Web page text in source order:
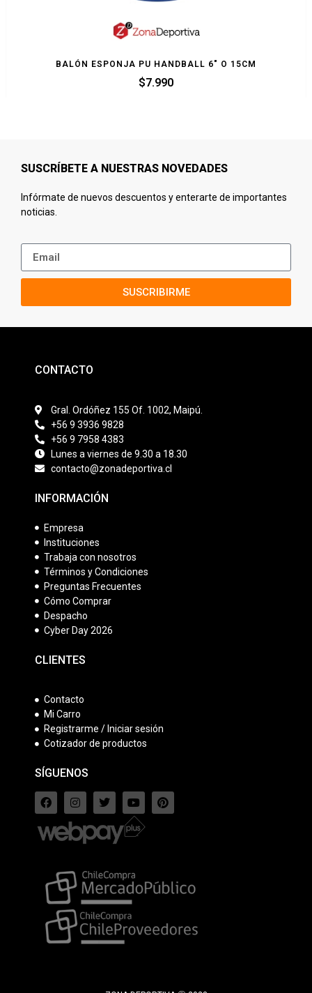
BALÓN ESPONJA PU HANDBALL 6″ O 15CM
$7.990
SUSCRÍBETE A NUESTRAS NOVEDADES
Infórmate de nuevos descuentos y enterarte de importantes
noticias.
SUSCRIBIRME
CONTACTO
Gral. Ordóñez 155 Of. 1002, Maipú.
+56 9 3936 9828
+56 9 7958 4383
Lunes a viernes de 9.30 a 18.30
contacto@zonadeportiva.cl
INFORMACIÓN
Empresa
Instituciones
Trabaja con nosotros
Términos y Condiciones
Preguntas Frecuentes
Cómo Comprar
Despacho
Cyber Day 2026
CLIENTES
Contacto
Mi Carro
Registrarme / Iniciar sesión
Cotizador de productos
SÍGUENOS